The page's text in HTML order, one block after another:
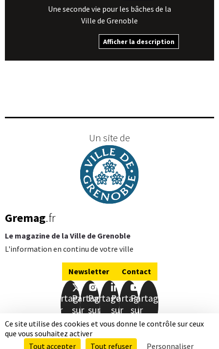
Ce site utilise des cookies et vous donne le contrôle sur ceux
que vous souhaitez activer
Tout accepter
Tout refuser Personnaliser
Une seconde vie pour les bâches de la
Ville de Grenoble
Afficher la description
Un site de
Gremag.fr
Le magazine de la Ville de Grenoble
L'information en continu de votre ville
Newsletter Contact
Partager
sur
Facebook
Partager
sur
Twitter
Partager
sur
Instagram
Partager
sur
LinkedIn
Partager
sur
Youtube
Mentions légalesDonnées personnelles